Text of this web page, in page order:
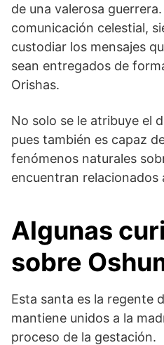
de una valerosa
comunicación celestial,
custodiar los mensajes
sean entregados de
Orishas.
No solo se le atribuye el
pues también es capaz
fenómenos naturales
encuentran relacionados
Algunas
sobre
Esta santa es la regente
mantiene unidos a la
proceso de la gestación.